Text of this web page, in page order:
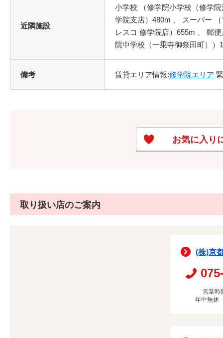
近隣施設
小学校 （修学院小学校（修学
学院支店）480m 、 スーパー
レスコ 修学院店）655m 、 郵
院中学校（一乗寺御祭田町）
備考 賃貸エリア情報:修学院エリア
お気に入り
取り扱い店のご案内
(株)京
営業時
年中無休